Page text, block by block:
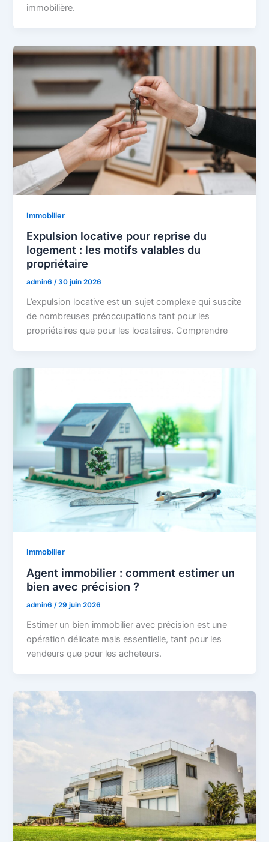
immobilière.
Immobilier
Expulsion locative pour reprise du
logement : les motifs valables du
propriétaire
admin6/30 juin 2026
L’expulsion locative est un sujet complexe qui suscite
de nombreuses préoccupations tant pour les
propriétaires que pour les locataires. Comprendre
Immobilier
Agent immobilier : comment estimer un
bien avec précision ?
admin6/29 juin 2026
Estimer un bien immobilier avec précision est une
opération délicate mais essentielle, tant pour les
vendeurs que pour les acheteurs.